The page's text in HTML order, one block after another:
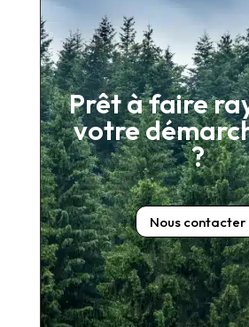
Prêt à faire
votre
?
Nous contacter